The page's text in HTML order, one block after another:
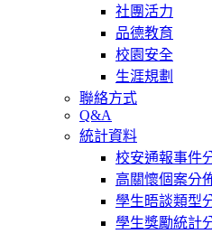
社團活力
品德教育
校園安全
生涯規劃
聯絡方式
Q&A
統計資料
校安通報事件
高關懷個案分
學生晤談類型
學生獎勵統計